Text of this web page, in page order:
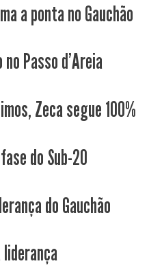
a ponta no Gauchão
no Passo d'Areia
Zeca segue 100%
do Sub-20
do Gauchão